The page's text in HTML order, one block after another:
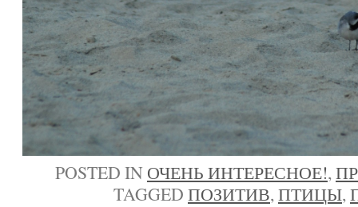
POSTED IN ОЧЕНЬ ИНТЕРЕСНОЕ!,
TAGGED ПОЗИТИВ,ПТИЦЫ,